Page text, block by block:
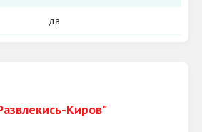
Киров"
да